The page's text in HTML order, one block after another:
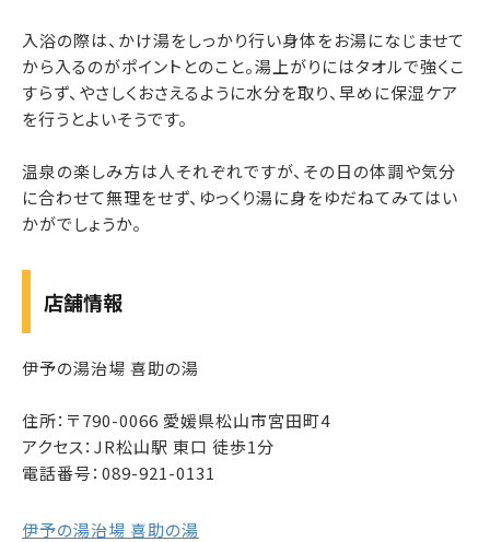
入浴の際は、かけ湯をしっかり行い身体をお湯になじませて
から入るのがポイントとのこと。湯上がりにはタオルで強くこ
すらず、やさしくおさえるように水分を取り、早めに保湿ケア
を行うとよいそうです。
温泉の楽しみ方は人それぞれですが、その日の体調や気分
に合わせて無理をせず、ゆっくり湯に身をゆだねてみてはい
かがでしょうか。
店舗情報
伊予の湯治場 喜助の湯
住所：〒790-0066 愛媛県松山市宮田町4
アクセス：JR松山駅 東口 徒歩1分
電話番号：089-921-0131
伊予の湯治場 喜助の湯